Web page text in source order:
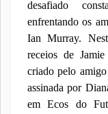
desafiado
enfrentando os
Ian Murray.
receios de
criado pelo
assinada por
em Ecos do